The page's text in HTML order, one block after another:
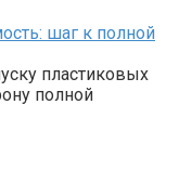
шаг к полной
пластиковых
полной